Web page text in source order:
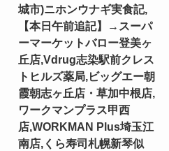
城市)ニホンウナギ実食記,
【本日午前追記】→スーパ
ーマーケットバロー登美ヶ
丘店,Vdrug志染駅前クレス
トヒルズ薬局,ビッグエー朝
霞朝志ヶ丘店・草加中根店,
ワークマンプラス甲西
店,WORKMAN Plus埼玉江
南店,くら寿司札幌新琴似